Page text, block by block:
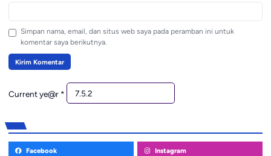
Simpan nama, email, dan situs web saya pada peramban ini untuk
komentar saya berikutnya.
Current ye@r *
Facebook Instagram